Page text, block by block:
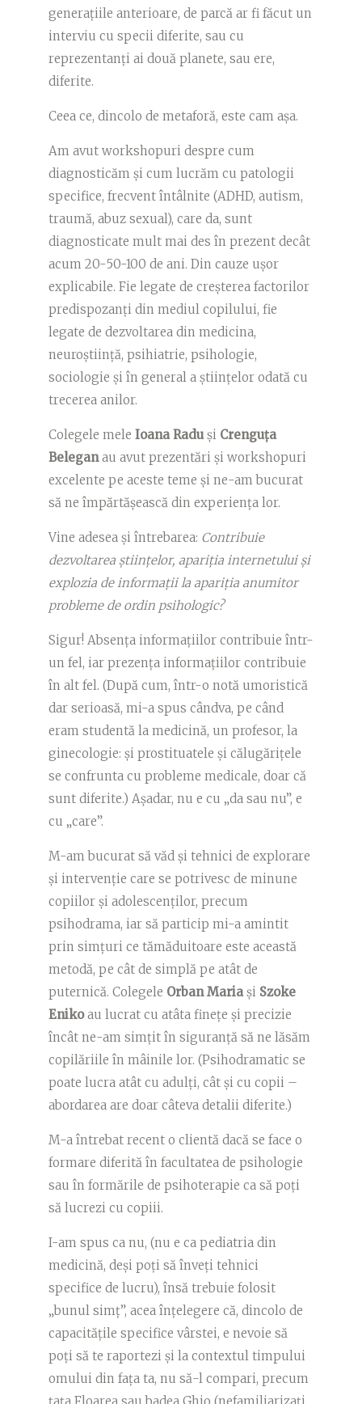
generațiile anterioare, de parcă ar fi făcut un
interviu cu specii diferite, sau cu
reprezentanți ai două planete, sau ere,
diferite.
Ceea ce, dincolo de metaforă, este cam așa.
Am avut workshopuri despre cum
diagnosticăm și cum lucrăm cu patologii
specifice, frecvent întâlnite (ADHD, autism,
traumă, abuz sexual), care da, sunt
diagnosticate mult mai des în prezent decât
acum 20-50-100 de ani. Din cauze ușor
explicabile. Fie legate de creșterea factorilor
predispozanți din mediul copilului, fie
legate de dezvoltarea din medicina,
neuroștiință, psihiatrie, psihologie,
sociologie și în general a științelor odată cu
trecerea anilor.
Colegele mele Ioana Raduși Crenguța
Beleganau avut prezentări și workshopuri
excelente pe aceste teme și ne-am bucurat
să ne împărtășească din experiența lor.
Vine adesea și întrebarea: Contribuie
dezvoltarea științelor, apariția internetului și
explozia de informații la apariția anumitor
probleme de ordin psihologic?
Sigur! Absența informațiilor contribuie într-
un fel, iar prezența informațiilor contribuie
în alt fel. (După cum, într-o notă umoristică
dar serioasă, mi-a spus cândva, pe când
eram studentă la medicină, un profesor, la
ginecologie: și prostituatele și călugărițele
se confrunta cu probleme medicale, doar că
sunt diferite.) Așadar, nu e cu „da sau nu”, e
cu „care”.
M-am bucurat să văd și tehnici de explorare
și intervenție care se potrivesc de minune
copiilor și adolescenților, precum
psihodrama, iar să particip mi-a amintit
prin simțuri ce tămăduitoare este această
metodă, pe cât de simplă pe atât de
puternică. Colegele Orban Mariași Szoke
Enikoau lucrat cu atâta finețe și precizie
încât ne-am simțit în siguranță să ne lăsăm
copilăriile în mâinile lor. (Psihodramatic se
poate lucra atât cu adulți, cât și cu copii –
abordarea are doar câteva detalii diferite.)
M-a întrebat recent o clientă dacă se face o
formare diferită în facultatea de psihologie
sau în formările de psihoterapie ca să poți
să lucrezi cu copiii.
I-am spus ca nu, (nu e ca pediatria din
medicină, deși poți să înveți tehnici
specifice de lucru), însă trebuie folosit
„bunul simț”, acea înțelegere că, dincolo de
capacitățile specifice vârstei, e nevoie să
poți să te raportezi și la contextul timpului
omului din fața ta, nu să-l compari, precum